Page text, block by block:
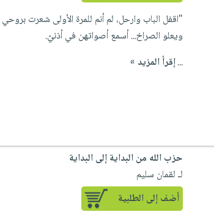
"اقفل الباب وارحل، لم أنم للمرة الأولى شعرت
ويعلو الصراخ... أسمع أصواتهن في أذنيّ.
...إقرأ المزيد »
حزب الله من البداية إلى البداية
لـ لقمان سليم
أضف إلى الطلبية